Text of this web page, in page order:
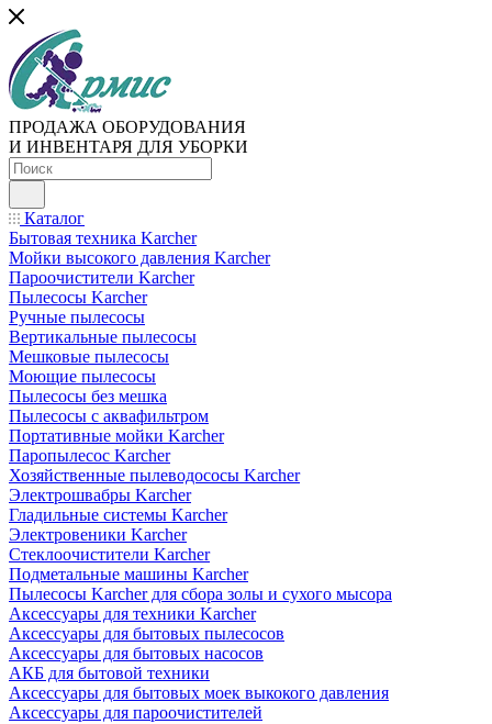
ПРОДАЖА ОБОРУДОВАНИЯ
И ИНВЕНТАРЯ ДЛЯ УБОРКИ
Каталог
Бытовая техника Karcher
Мойки высокого давления Karcher
Пароочистители Karcher
Пылесосы Karcher
Ручные пылесосы
Вертикальные пылесосы
Мешковые пылесосы
Моющие пылесосы
Пылесосы без мешка
Пылесосы с аквафильтром
Портативные мойки Karcher
Паропылесос Karcher
Хозяйственные пылеводососы Karcher
Электрошвабры Karcher
Гладильные системы Karcher
Электровеники Karcher
Стеклоочистители Karcher
Подметальные машины Karcher
Пылесосы Karcher для сбора золы и сухого мысора
Аксессуары для техники Karcher
Аксессуары для бытовых пылесосов
Аксессуары для бытовых насосов
АКБ для бытовой техники
Аксессуары для бытовых моек выкокого давления
Аксессуары для пароочистителей